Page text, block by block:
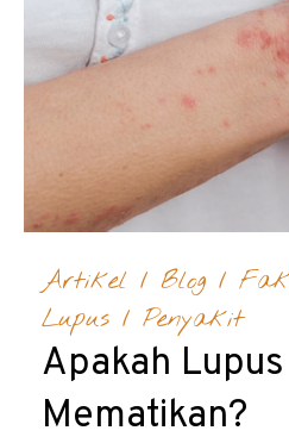
Artikel / Blog /
Lupus / Penyakit
Apakah
Mematikan?